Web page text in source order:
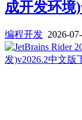
成开发环境
编程开发 2026-